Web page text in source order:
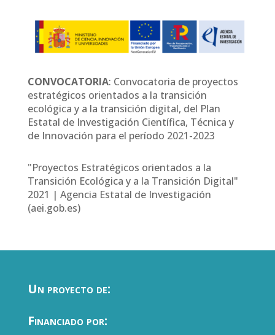
CONVOCATORIA: Convocatoria de proyectos
estratégicos orientados a la transición
ecológica y a la transición digital, del Plan
Estatal de Investigación Científica, Técnica y
de Innovación para el período 2021-2023
"Proyectos Estratégicos orientados a la
Transición Ecológica y a la Transición Digital"
2021 | Agencia Estatal de Investigación
(aei.gob.es)
Un proyecto de:
Financiado por: